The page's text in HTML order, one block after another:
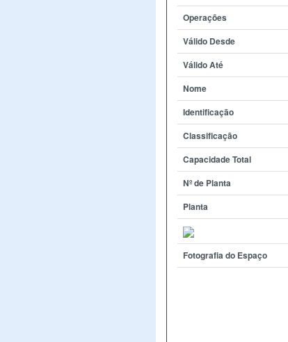
Operações
Válido Desde
Válido Até
Nome
Identificação
Classificação
Capacidade Total
Nº de Planta
Planta
Fotografia do Espaço